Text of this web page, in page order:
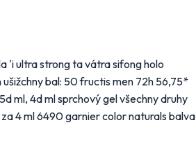
'i ultra strong ta vátra sifong holo
bal: 50 fructis men 72h 56,75*
ml, 4d ml sprchový gel všechny druhy
4 ml 6490 garnier color naturals balva
Lidl
Market Tesco